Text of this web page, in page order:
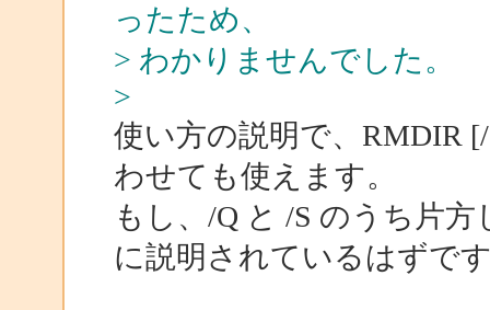
ったため、
> わかりませんでした。
>
使い方の説明で、RMDIR
わせても使えます。
もし、/Q と /S のうち片
に説明されているはずで